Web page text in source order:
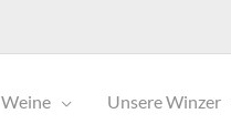
Weine Unsere Winzer